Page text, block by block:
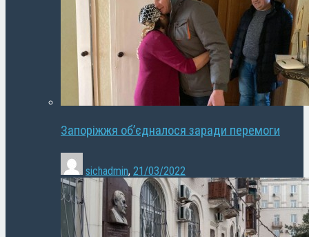
Запоріжжя об’єдналося заради перемоги
sichadmin, 21/03/2022